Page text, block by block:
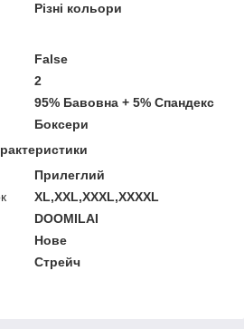
Різні кольори
False
2
95% Бавовна + 5% Спандекс
Боксери
Прилеглий
XL,XXL,XXXL,XXXXL
DOOMILAI
Нове
Стрейч